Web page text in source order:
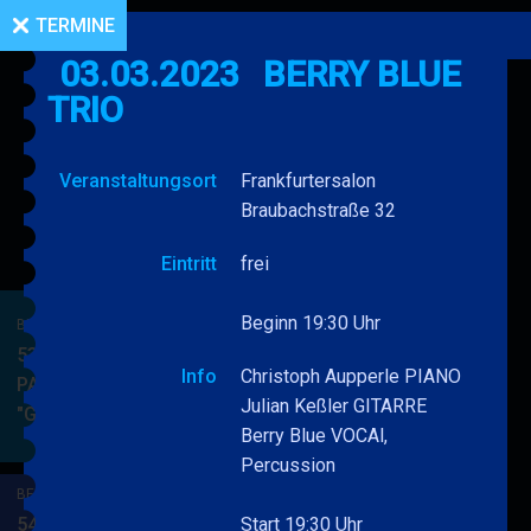
BERRY BLUE & BAND
53. JAZZ Matinee in den
PARKSIDE STUDIOS
"Gypsy Jazz"
BERRY BLUE & BAND
54. JAZZ Matinee in den
TERMINE
03.03.2023
BERRY BLUE
TRIO
Veranstaltungsort
Frankfurtersalon
Braubachstraße 32
Eintritt frei
Beginn 19:30 Uhr
Info
Christoph Aupperle PIANO
Julian Keßler GITARRE
Berry Blue VOCAl,
Percussion
Start 19:30 Uhr